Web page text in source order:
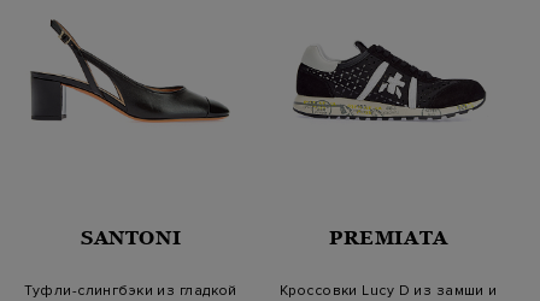
SANTONI
Туфли-слингбэки из гладкой
PREMIATA
Кроссовки Lucy D из замши и